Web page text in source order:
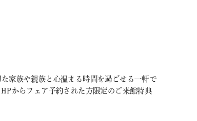
家族や親族と心温まる時間を過ごせる一軒で
からフェア予約された方限定のご来館特典